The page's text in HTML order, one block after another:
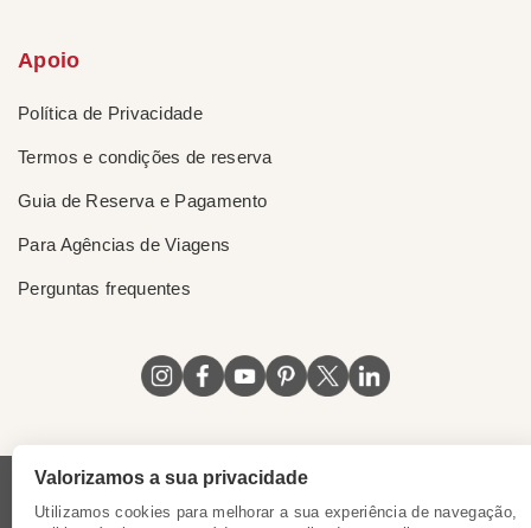
Apoio
Política de Privacidade
Termos e condições de reserva
Guia de Reserva e Pagamento
Para Agências de Viagens
Perguntas frequentes
Licença do Vietnã Certificado de Singapura
Valorizamos a sua privacidade
Utilizamos cookies para melhorar a sua experiência de navegação,